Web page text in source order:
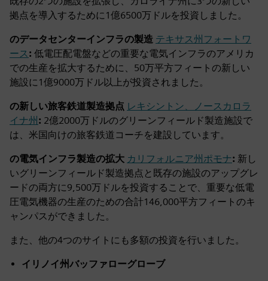
拠点を導入するために1億6500万ドルを投資しました。
のデータセンターインフラの製造 テキサス州フォートワ
ース : 低電圧配電盤などの重要な電気インフラのアメリカ
での生産を拡大するために、50万平方フィートの新しい
施設に1億9000万ドル以上が投資されました。
の新しい旅客鉄道製造拠点 レキシントン、ノースカロラ
イナ州 : 2億2000万ドルのグリーンフィールド製造施設で
は、米国向けの旅客鉄道コーチを建設しています。
の電気インフラ製造の拡大 カリフォルニア州ポモナ: 新し
いグリーンフィールド製造拠点と既存の施設のアップグレ
ードの両方に9,500万ドルを投資することで、重要な低電
圧電気機器の生産のための合計146,000平方フィートのキ
ャンパスができました。
また、他の4つのサイトにも多額の投資を行いました。
イリノイ州バッファローグローブ